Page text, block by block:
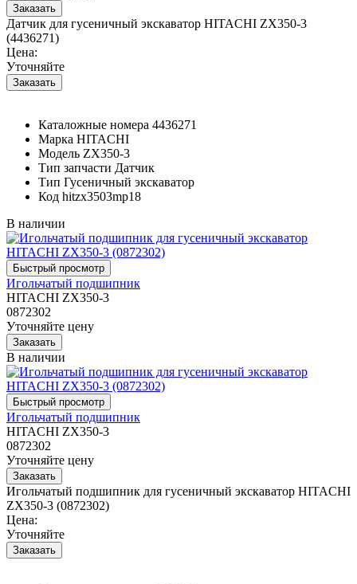
Датчик для гусеничный экскаватор HITACHI ZX350-3
(4436271)
Цена:
Уточняйте
Каталожные номера 4436271
Марка HITACHI
Модель ZX350-3
Тип запчасти Датчик
Тип Гусеничный экскаватор
Код hitzx3503mp18
В наличии
Игольчатый подшипник
HITACHI ZX350-3
0872302
Уточняйте цену
В наличии
Игольчатый подшипник
HITACHI ZX350-3
0872302
Уточняйте цену
Игольчатый подшипник для гусеничный экскаватор HITACHI
ZX350-3 (0872302)
Цена:
Уточняйте